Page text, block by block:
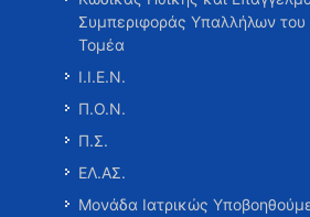
Συμπεριφοράς Υπαλλήλων του
Τομέα
Ι.Ι.Ε.Ν.
Π.Ο.Ν.
Π.Σ.
ΕΛ.ΑΣ.
Μονάδα Ιατρικώς